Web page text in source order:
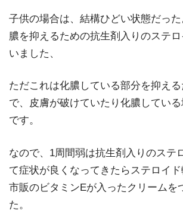
子供の場合は、結構ひどい状態だっ
膿を抑えるための抗生剤入りのステ
いました、
ただこれは化膿している部分を抑え
で、皮膚が破けていたり化膿してい
です。
なので、1周間弱は抗生剤入りのステ
て症状が良くなってきたらステロイ
市販のビタミンEが入ったクリームを
た。